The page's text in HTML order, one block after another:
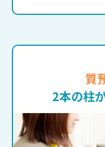
質
2本の柱